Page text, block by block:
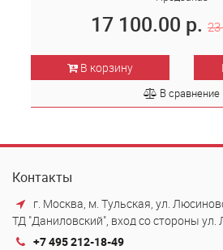
17 100.00 р.
В корзину
В сравнение
Контакты
г. Москва, м. Тульская, ул.
ТД "Даниловский", вход со стороны ул.
+7 495 212-18-49